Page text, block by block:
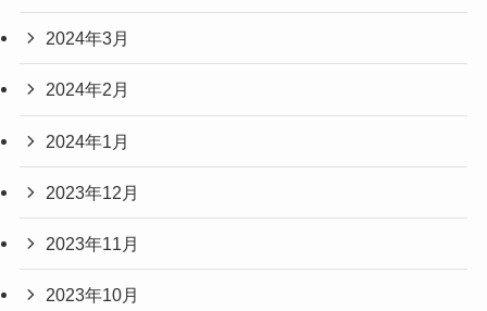
2024年3月
2024年2月
2024年1月
2023年12月
2023年11月
2023年10月